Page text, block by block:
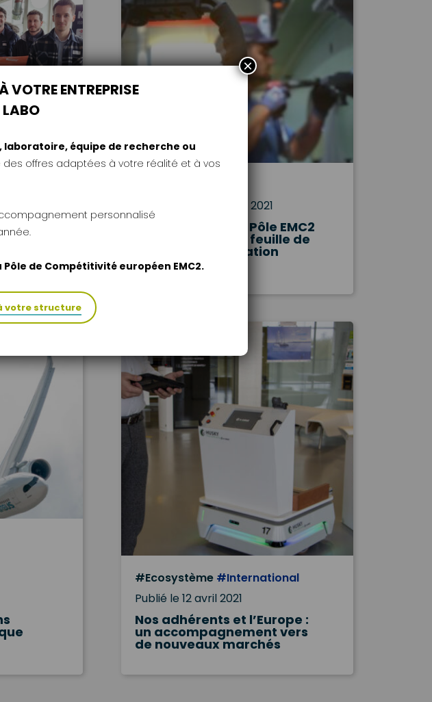
Publié le 9 novembre 2021
Airbus s’invite au Pôle EMC2
pour partager sa feuille de
route ‘transformation
digitale’
#Ecosystème #International
Publié le 12 avril 2021
Nos adhérents et l’Europe :
un accompagnement vers
de nouveaux marchés
VOTRE ENTREPRISE
laboratoire, équipe de recherche ou
des offres adaptées à votre réalité et à vos
personnalisé
de Compétitivité européen EMC2.
votre structure
×